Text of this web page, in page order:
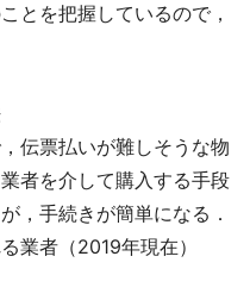
とを把握しているので，
伝票払いが難しそうな物
者を介して購入する手段
，手続きが簡単になる．
業者（2019年現在）